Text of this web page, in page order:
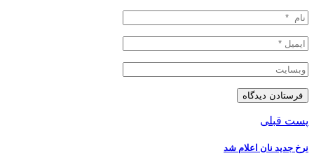
پست قبلی
نرخ جدید نان اعلام شد